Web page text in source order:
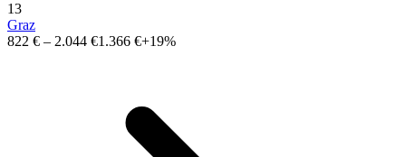
13
Graz
822 € – 2.044 €1.366 €+19%